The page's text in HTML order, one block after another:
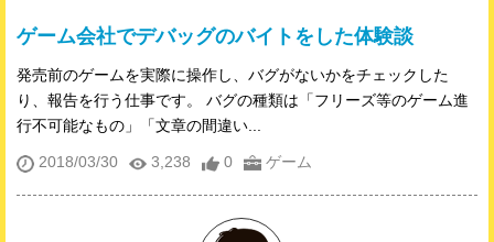
ゲーム会社でデバッグのバイトをした体験談
発売前のゲームを実際に操作し、バグがないかをチェックした
り、報告を行う仕事です。 バグの種類は「フリーズ等のゲーム進
行不可能なもの」「文章の間違い...
2018/03/30 3,238 0 ゲーム